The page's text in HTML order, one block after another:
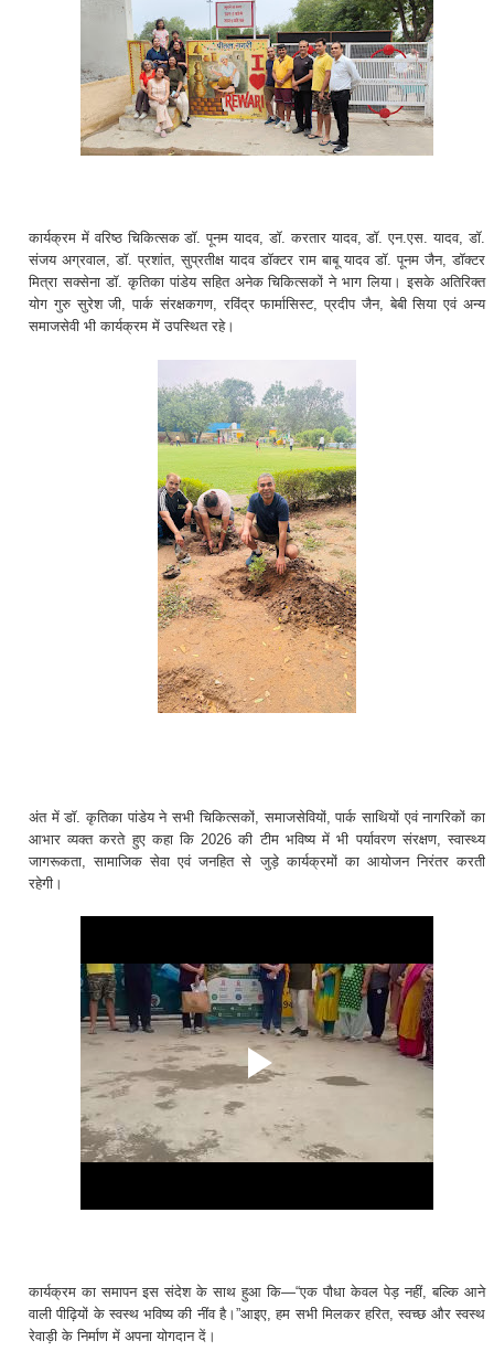
कार्यक्रम में वरिष्ठ चिकित्सक डॉ. पूनम यादव, डॉ. करतार यादव, डॉ. एन.एस. यादव, डॉ.
संजय अग्रवाल, डॉ. प्रशांत, सुप्रतीक्ष यादव डॉक्टर राम बाबू यादव डॉ. पूनम जैन, डॉक्टर
मित्रा सक्सेना डॉ. कृतिका पांडेय सहित अनेक चिकित्सकों ने भाग लिया। इसके अतिरिक्त
योग गुरु सुरेश जी, पार्क संरक्षकगण, रविंद्र फार्मासिस्ट, प्रदीप जैन, बेबी सिया एवं अन्य
समाजसेवी भी कार्यक्रम में उपस्थित रहे।
अंत में डॉ. कृतिका पांडेय ने सभी चिकित्सकों, समाजसेवियों, पार्क साथियों एवं नागरिकों का
आभार व्यक्त करते हुए कहा कि 2026 की टीम भविष्य में भी पर्यावरण संरक्षण, स्वास्थ्य
जागरूकता, सामाजिक सेवा एवं जनहित से जुड़े कार्यक्रमों का आयोजन निरंतर करती
रहेगी।
कार्यक्रम का समापन इस संदेश के साथ हुआ कि—“एक पौधा केवल पेड़ नहीं, बल्कि आने
वाली पीढ़ियों के स्वस्थ भविष्य की नींव है।”आइए, हम सभी मिलकर हरित, स्वच्छ और स्वस्थ
रेवाड़ी के निर्माण में अपना योगदान दें।